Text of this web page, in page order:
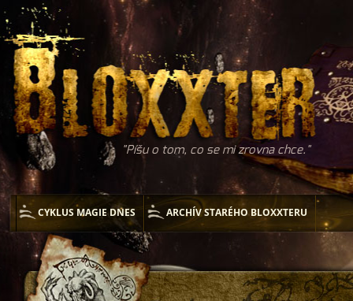
Píšu o tom, co se mi zrovna chce.
CYKLUS MAGIE DNES ARCHÍV STARÉHO BLOXXTERU